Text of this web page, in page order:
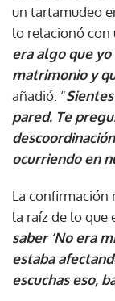
un tartamudeo
lo relacionó con
era algo que
matrimonio y
añadió: “
pared. Te
ocurriendo en
La confirmación
la raíz de lo que
saber ‘No era
estaba
escuchas eso,